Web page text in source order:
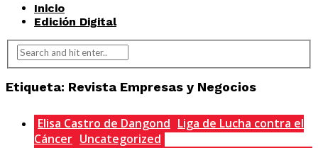
Inicio
Edición Digital
Etiqueta: Revista Empresas y Negocios
Elisa Castro de Dangond Liga de Lucha contra el
Cáncer Uncategorized